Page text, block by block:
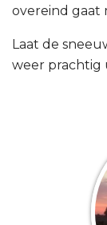
overeind gaat
Laat de
weer prachtig